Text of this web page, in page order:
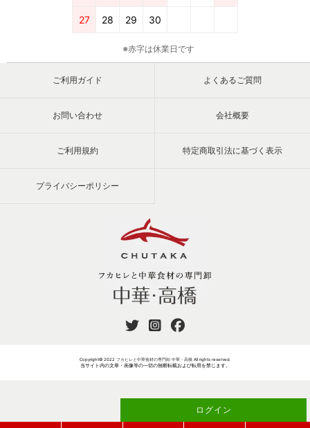
ログイン
27 28 29 30
※赤字は休業日です
ご利用ガイド よくあるご質問
お問い合わせ 会社概要
ご利用規約 特定商取引法に基づく表示
プライバシーポリシー
Copyright© 2022 フカヒレと中華食材の専門卸 中華・高橋All rights reserved.
当サイト内の文章・画像等の一切の無断転載および転用を禁じます。